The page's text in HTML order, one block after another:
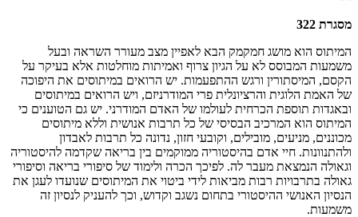
מסגרת 322
המיתוס הוא מושג חמקמק הבא לאפיין מצב מעורר השראה ובעל
משמעות המבוסס לא על הגיון צרוף ואמיתות מוחלטות אלא בעיקר על
הקסם, המיסתורין ורגש ההתפעמות. יש הרואים במיתוסים את היפוכה
של האמת הלוגית והרציונלית פרי המודרניזם, ויש הרואים במיתוסים
ובאגדות תוספת הכרחית לעולמו של האדם המודרני. יש גם הטוענים כי
המיתוס הוא המרכיב הבסיסי של כל תרבות אנושית וללא מיתוסים
מכוננים, מניעים, מובילים, וקובעי חזון, נדונה כל תרבות לאבדון
ולהתנוונות. חיי אדם בהיסטוריה ממוקמים בין בריאה שקדמה להיסטוריה
וגאולה הנמצאת מעבר לה. לפיכך הכרה ולימוד של סיפורי בריאה וסיפורי
גאולה בתרבויות רבות מביאות לידי ביטוי את המיתוסים שנועדו לעגן את
הנסיון האנושי ההיסטורי בתחום נשגב וקדוש, וכך להעניק לנסיון זה
משמעות.